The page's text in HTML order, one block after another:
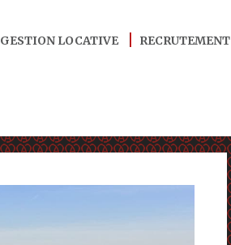
GESTION LOCATIVE RECRUTEMENT